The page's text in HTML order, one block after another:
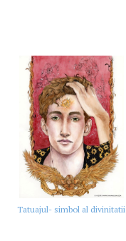
Tatuajul- simbol al divinitatii